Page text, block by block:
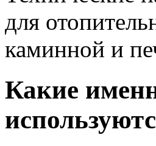
для
каминной и
Какие